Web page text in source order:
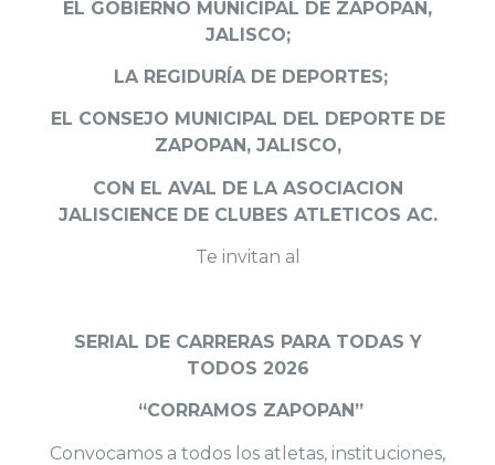
EL GOBIERNO MUNICIPAL DE ZAPOPAN,
JALISCO;
LA REGIDURÍA DE DEPORTES;
EL CONSEJO MUNICIPAL DEL DEPORTE DE
ZAPOPAN, JALISCO,
CON EL AVAL DE LA ASOCIACION
JALISCIENCE DE CLUBES ATLETICOS AC.
Te invitan al
SERIAL DE CARRERAS PARA TODAS Y
TODOS 2026
“CORRAMOS ZAPOPAN”
Convocamos a todos los atletas, instituciones,